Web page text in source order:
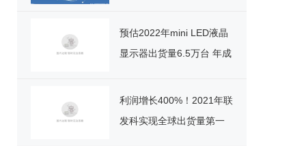
预估2022年mini LED液晶
显示器出货量6.5万台 年成
利润增长400%！2021年联
发科实现全球出货量第一